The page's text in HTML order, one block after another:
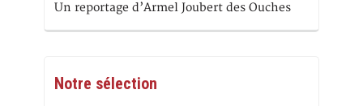
Un reportage d’Armel Joubert des Ouches
Notre sélection